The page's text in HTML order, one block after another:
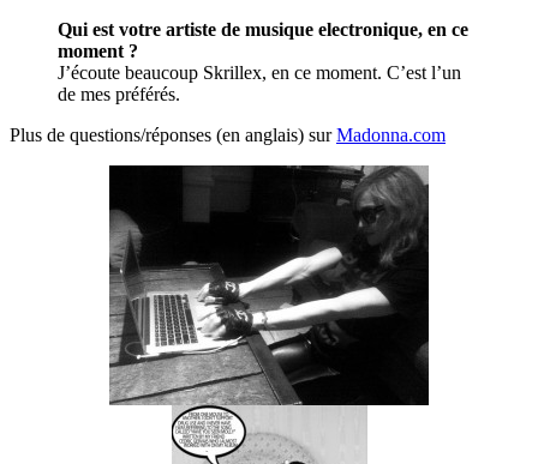
Qui est votre artiste de musique electronique, en ce
moment ?
J’écoute beaucoup Skrillex, en ce moment. C’est l’un
de mes préférés.
Plus de questions/réponses (en anglais) surMadonna.com